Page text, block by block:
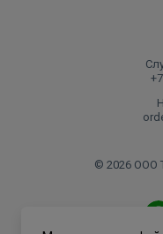
© 2026 ООО